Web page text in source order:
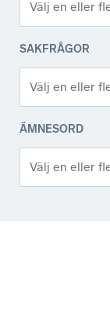
SAKFRÅGOR
ÄMNESORD